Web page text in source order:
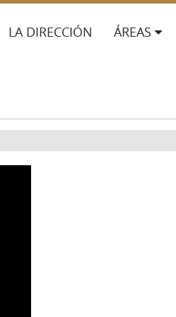
LA DIRECCIÓN ÁREAS